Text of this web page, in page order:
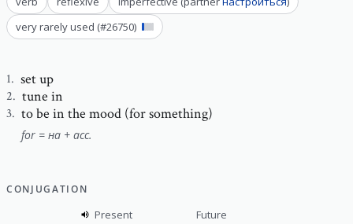
very rarely used (#26750)
1. set up
2. tune in
3. to be in the mood (for something)
for = на + acc.
CONJUGATION
Present
Future